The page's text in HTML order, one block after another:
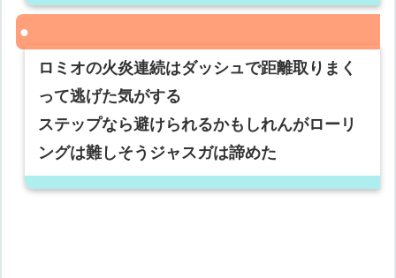
ロミオの火炎連続はダッシュで距離取りまく
って逃げた気がする
ステップなら避けられるかもしれんがローリ
ングは難しそうジャスガは諦めた